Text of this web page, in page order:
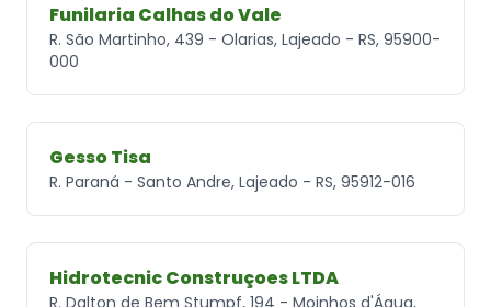
Funilaria Calhas do Vale
R. São Martinho, 439 - Olarias, Lajeado - RS, 95900-
000
Gesso Tisa
R. Paraná - Santo Andre, Lajeado - RS, 95912-016
Hidrotecnic Construçoes LTDA
R. Dalton de Bem Stumpf, 194 - Moinhos d'Água,